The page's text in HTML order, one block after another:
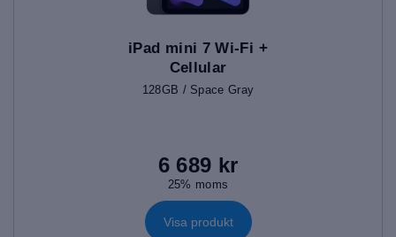
iPad mini 7 Wi-Fi +
Cellular
128GB / Space Gray
6 689 kr
25% moms
Visa produkt